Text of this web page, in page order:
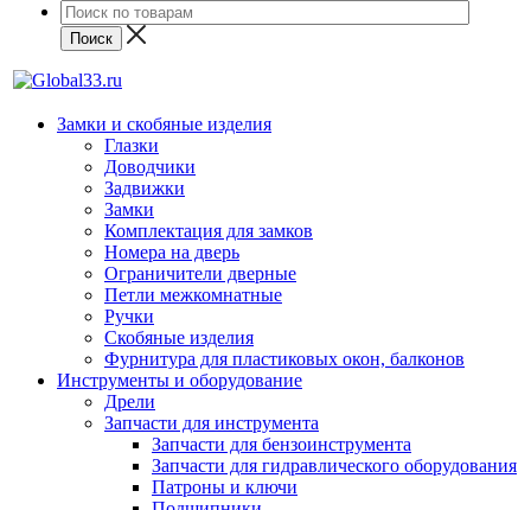
Замки и скобяные изделия
Глазки
Доводчики
Задвижки
Замки
Комплектация для замков
Номера на дверь
Ограничители дверные
Петли межкомнатные
Ручки
Скобяные изделия
Фурнитура для пластиковых окон, балконов
Инструменты и оборудование
Дрели
Запчасти для инструмента
Запчасти для бензоинструмента
Запчасти для гидравлического оборудования
Патроны и ключи